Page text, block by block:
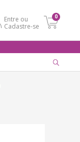
Entre ou
Cadastre-se
0